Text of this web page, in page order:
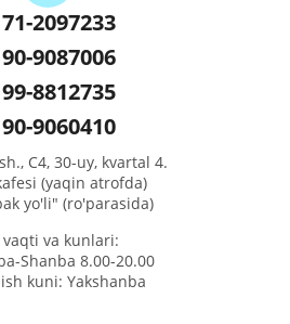
71-2097233
90-9087006
99-8812735
90-9060410
C4, 30-uy, kvartal 4.
(yaqin atrofda)
yo'li" (ro'parasida)
vaqti va kunlari:
Shanba 8.00-20.00
kuni: Yakshanba